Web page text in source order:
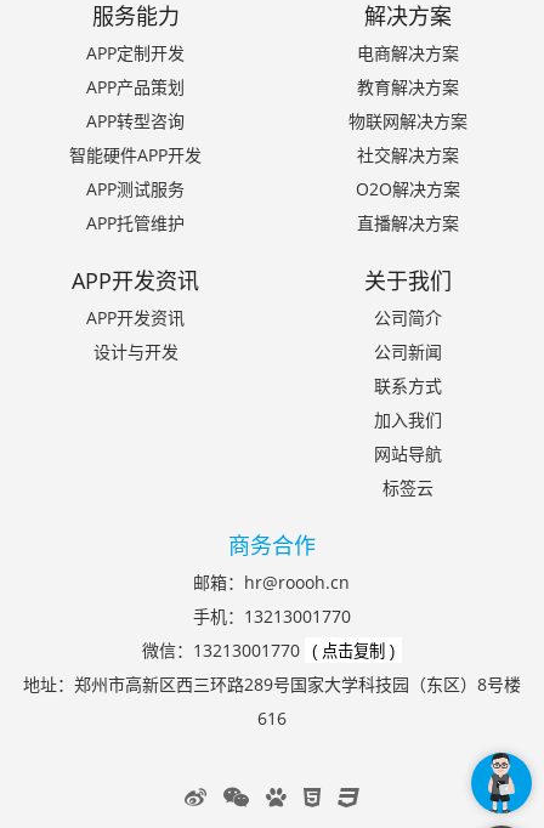
服务能力
APP定制开发
APP产品策划
APP转型咨询
智能硬件APP开发
APP测试服务
APP托管维护
解决方案
电商解决方案
教育解决方案
物联网解决方案
社交解决方案
O2O解决方案
直播解决方案
APP开发资讯
APP开发资讯
设计与开发
关于我们
公司简介
公司新闻
联系方式
加入我们
网站导航
标签云
商务合作
邮箱： hr@roooh.cn
手机： 13213001770
微信： 13213001770 ( 点击复制 )
地址：郑州市高新区西三环路289号国家大学科技园（东区）8号楼
616